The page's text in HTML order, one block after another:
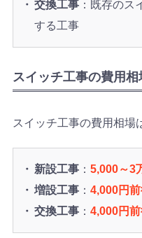
交換工事：既存のス
する工事
スイッチ工事の費用相
スイッチ工事の費用相場
新設工事： 5,000～3
増設工事： 4,000円
交換工事： 4,000円